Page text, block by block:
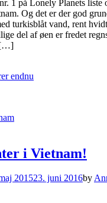
1 på Lonely Planets liste
Og det er der god
turkisblåt vand, rent
del af øen er fredet
[…]
endnu
i Vietnam!
201523. juni 2016by